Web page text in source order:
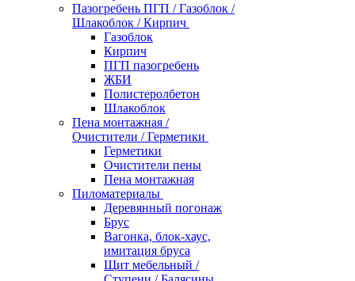
Пазогребень ПГП / Газоблок /
Шлакоблок / Кирпич
Газоблок
Кирпич
ПГП пазогребень
ЖБИ
Полистеролбетон
Шлакоблок
Пена монтажная /
Очистители / Герметики
Герметики
Очистители пены
Пена монтажная
Пиломатериалы
Деревянный погонаж
Брус
Вагонка, блок-хаус,
имитация бруса
Щит мебельный /